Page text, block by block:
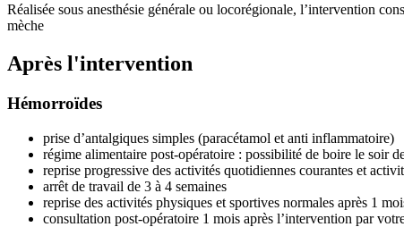
Réalisée sous anesthésie générale ou locorégionale, l’intervention
mèche
Après l'intervention
Hémorroïdes
prise d’antalgiques simples (paracétamol et anti inflammatoire)
régime alimentaire post-opératoire : possibilité de boire le soir
reprise progressive des activités quotidiennes courantes et
arrêt de travail de 3 à 4 semaines
reprise des activités physiques et sportives normales après 1
consultation post-opératoire 1 mois après l’intervention par